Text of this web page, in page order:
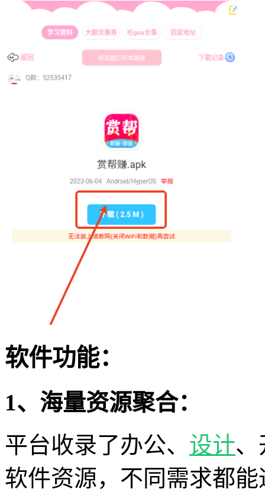
软件功能：
1、海量资源聚合：
平台收录了办公、 设计、
软件资源，不同需求都